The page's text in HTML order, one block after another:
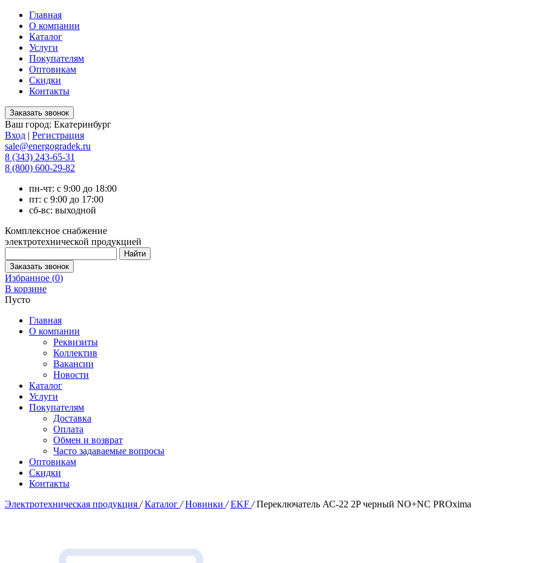
Главная
О компании
Каталог
Услуги
Покупателям
Оптовикам
Скидки
Контакты
Ваш город: Екатеринбург
Вход | Регистрация
sale@energogradek.ru
8 (343) 243-65-31
8 (800) 600-29-82
пн-чт: с 9:00 до 18:00
пт: с 9:00 до 17:00
сб-вс: выходной
Комплексное снабжение
электротехнической продукцией
Избранное (0)
В корзине
Пусто
Главная
О компании
Реквизиты
Коллектив
Вакансии
Новости
Каталог
Услуги
Покупателям
Доставка
Оплата
Обмен и возврат
Часто задаваемые вопросы
Оптовикам
Скидки
Контакты
Электротехническая продукция / Каталог / Новинки / EKF / Переключатель АС-22 2P черный NO+NC PROxima